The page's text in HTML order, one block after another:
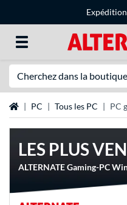
Page d'accueil
PC Tous les PC PC
LES PLUS